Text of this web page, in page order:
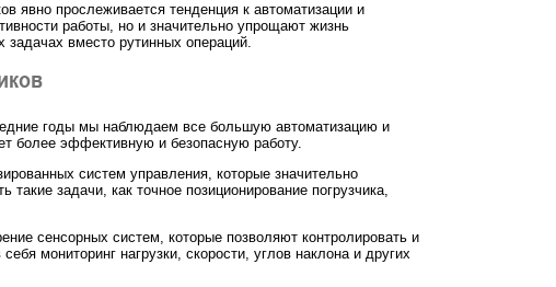
явно прослеживается тенденция к автоматизации и
работы, но и значительно упрощают жизнь
задачах вместо рутинных операций.
годы мы наблюдаем все большую автоматизацию и
более эффективную и безопасную работу.
систем управления, которые значительно
задачи, как точное позиционирование погрузчика,
сенсорных систем, которые позволяют контролировать и
мониторинг нагрузки, скорости, углов наклона и других